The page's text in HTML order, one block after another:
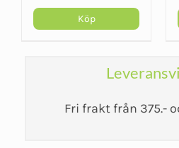
Köp
Fri frakt från 375.-